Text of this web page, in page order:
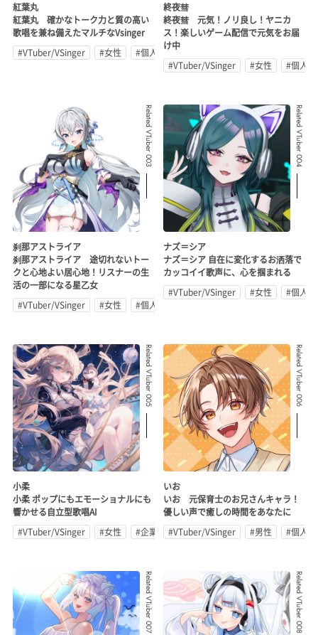
紅葉丸
紅葉丸 確かなトーク力と質の高い
歌唱を兼ね備えたマルチなVsinger
#VTuber/VSinger
#女性 #個人勢
終夜彗
終夜彗 元気！ノリ良し！ヤニカ
ス！楽しいゲーム配信で元気をお届
け中
#VTuber/VSinger
#女性 #個人勢
Related VTuber 003
刹那アストライア
刹那アストライア 途切れないトー
クと心地よい居心地！リスナーの生
活の一部になる星乙女
#VTuber/VSinger
#女性 #個人勢
Related VTuber 004
ナズ＝シア
ナズ＝シア 自在に変化するお洒落で
カッコイイ歌声に、心を掴まれる
#VTuber/VSinger
#女性 #個人勢
Related VTuber 005
小柔
小柔 ポップにもエモーショナルにも
響かせる自立型歌唱AI
#VTuber/VSinger
#女性 #企業公式
Related VTuber 006
いお
いお 元保育士のお兄さんキャラ！
優しい声で癒しの時間をあなたに
#VTuber/VSinger
#男性 #個人勢
Related VTuber 007 Related VTuber 008